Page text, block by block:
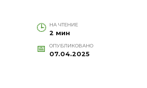
НА ЧТЕНИЕ
2 мин
ОПУБЛИКОВАНО
07.04.2025